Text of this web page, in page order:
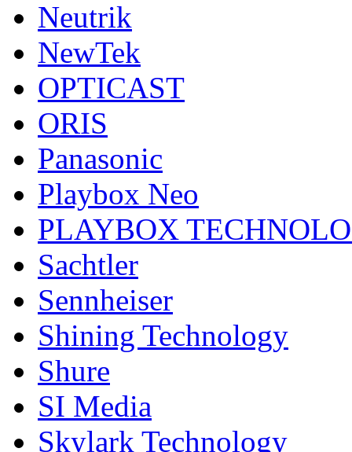
Neutrik
NewTek
OPTICAST
ORIS
Panasonic
Playbox Neo
PLAYBOX
Sachtler
Sennheiser
Shining Technology
Shure
SI Media
Skylark Technology